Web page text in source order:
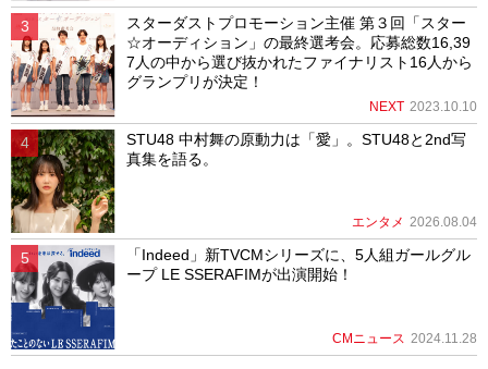
スターダストプロモーション主催 第３回「スター
☆オーディション」の最終選考会。応募総数16,39
7人の中から選び抜かれたファイナリスト16人から
グランプリが決定！
NEXT 2023.10.10
STU48 中村舞の原動力は「愛」。STU48と2nd写
真集を語る。
エンタメ 2026.08.04
「Indeed」新TVCMシリーズに、5人組ガールグル
ープ LE SSERAFIMが出演開始！
CMニュース 2024.11.28